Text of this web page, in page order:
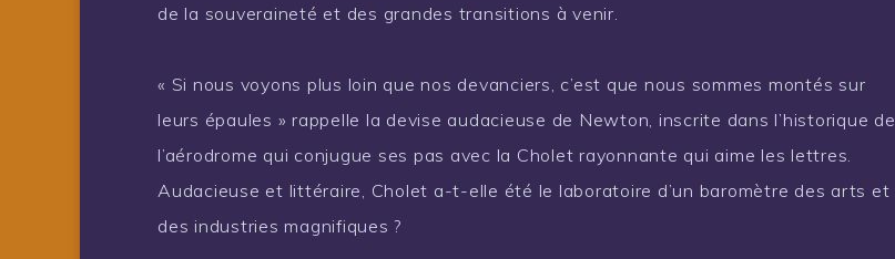
de la souveraineté et des grandes transitions à venir.
« Si nous voyons plus loin que nos devanciers, c’est que nous sommes montés sur
leurs épaules » rappelle la devise audacieuse de Newton, inscrite dans l’historique de
l’aérodrome qui conjugue ses pas avec la Cholet rayonnante qui aime les lettres.
Audacieuse et littéraire, Cholet a-t-elle été le laboratoire d’un baromètre des arts et
des industries magnifiques ?